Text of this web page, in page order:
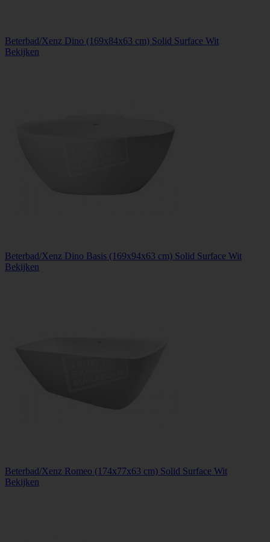
Beterbad/Xenz Dino (169x84x63 cm) Solid Surface Wit
Bekijken
Beterbad/Xenz Dino Basis (169x94x63 cm) Solid Surface Wit
Bekijken
Beterbad/Xenz Romeo (174x77x63 cm) Solid Surface Wit
Bekijken